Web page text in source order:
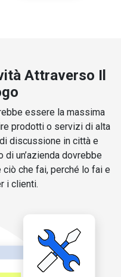
Attraverso Il
essere la massima
prodotti o servizi di alta
discussione in città e
un’azienda dovrebbe
che fai, perché lo fai e
i clienti.